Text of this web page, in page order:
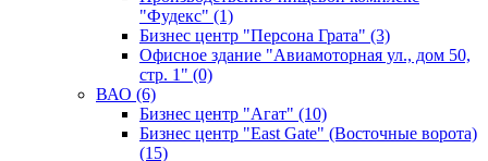
"Фудекс" (1)
Бизнес центр "Персона Грата" (3)
Офисное здание "Авиамоторная ул., дом 50,
стр. 1" (0)
ВАО (6)
Бизнес центр "Агат" (10)
Бизнес центр "East Gate" (Восточные ворота)
(15)